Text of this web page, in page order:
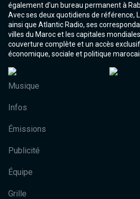
également d'un bureau permanent à
Avec ses deux quotidiens de référence,
ainsi que Atlantic Radio, ses
villes du Maroc et les capitales
couverture complète et un accès
économique, sociale et politique
Musique
Infos
Émissions
Publicité
Équipe
Grille